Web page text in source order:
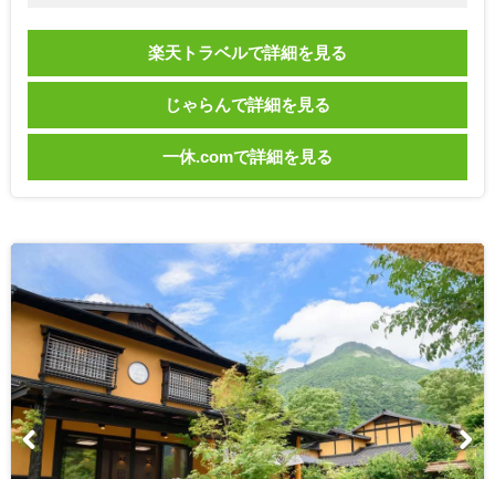
楽天トラベルで詳細を見る
じゃらんで詳細を見る
一休.comで詳細を見る